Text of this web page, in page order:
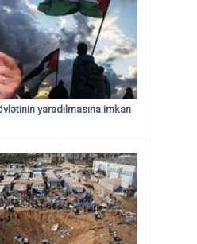
yaradılmasına imkan